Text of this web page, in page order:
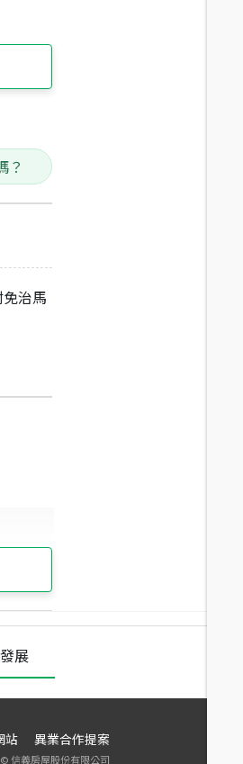
？
治馬
展
站 異業合作提案
©信義房屋股份有限公司